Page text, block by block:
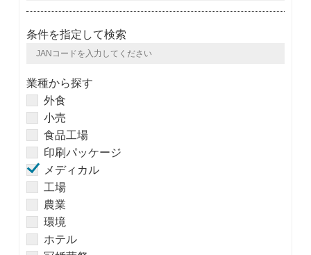
条件を指定して検索
業種から探す
外食
小売
食品工場
印刷パッケージ
メディカル
工場
農業
環境
ホテル